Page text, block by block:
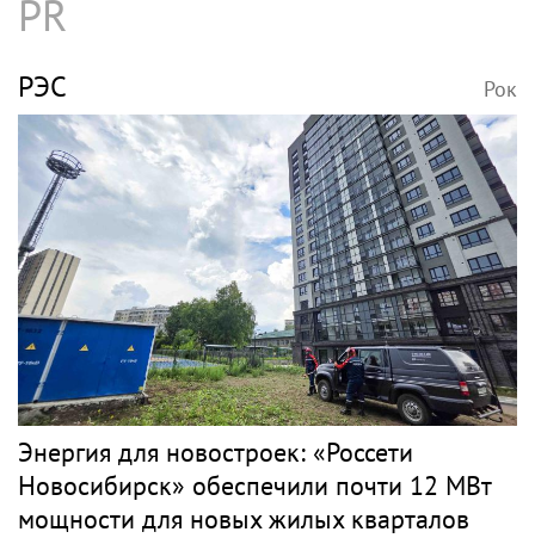
PR
РЭС Рок
Энергия для новостроек: «Россети
Новосибирск» обеспечили почти 12 МВт
мощности для новых жилых кварталов